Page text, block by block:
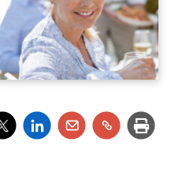
Partager
l'article
Partager
l'article
Partager
l'article
Partager
l'article